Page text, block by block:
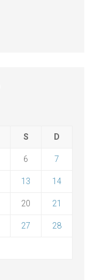
S D
6 7
13 14
20 21
27 28